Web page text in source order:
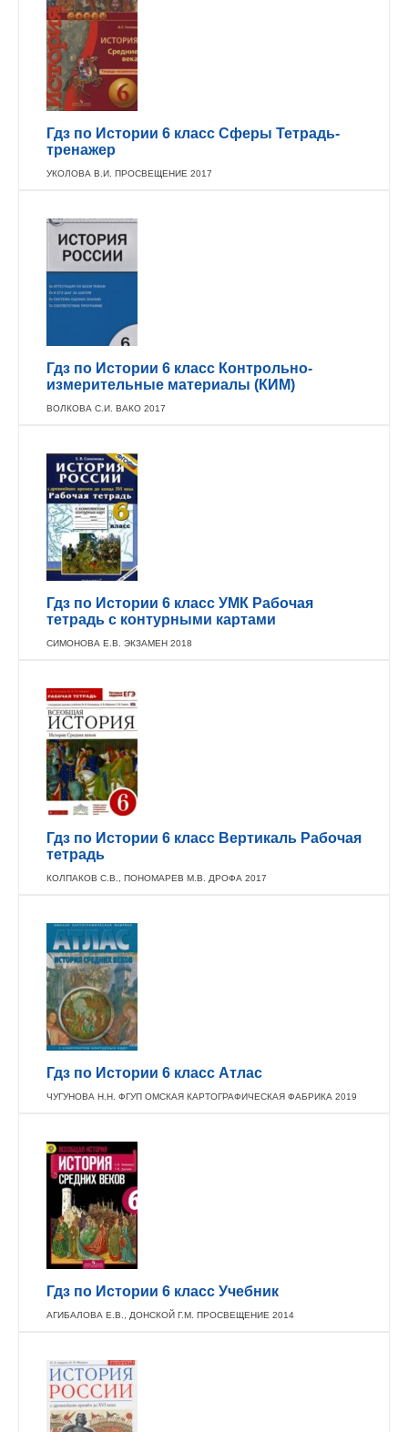
Гдз по Истории 6 класс Сферы Тетрадь-
тренажер
УКОЛОВА В.И. ПРОСВЕЩЕНИЕ 2017
Гдз по Истории 6 класс Контрольно-
измерительные материалы (КИМ)
ВОЛКОВА С.И. ВАКО 2017
Гдз по Истории 6 класс УМК Рабочая
тетрадь с контурными картами
СИМОНОВА Е.В. ЭКЗАМЕН 2018
Гдз по Истории 6 класс Вертикаль Рабочая
тетрадь
КОЛПАКОВ С.В., ПОНОМАРЕВ М.В. ДРОФА 2017
Гдз по Истории 6 класс Атлас
ЧУГУНОВА Н.Н. ФГУП ОМСКАЯ КАРТОГРАФИЧЕСКАЯ ФАБРИКА 2019
Гдз по Истории 6 класс Учебник
АГИБАЛОВА Е.В., ДОНСКОЙ Г.М. ПРОСВЕЩЕНИЕ 2014